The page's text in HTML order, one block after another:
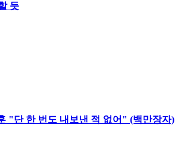
듯
"단 한 번도 내보낸 적 없어" (백만장자)